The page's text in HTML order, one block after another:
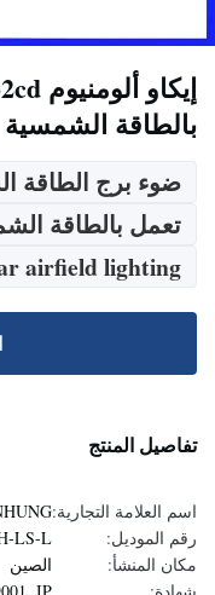
بالطاقة الشمسية
ضوء برج الطاقة
تعمل بالطاقة
airfield lighting
تفاصيل المنتج
اسم العلامة التجارية:
رقم الموديل:
LS-L
مكان المنشأ:
الصين